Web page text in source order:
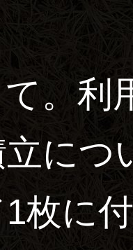
利用
につ
1枚に